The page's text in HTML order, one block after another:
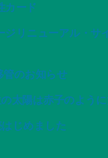
カード
ジリニューアル・サ
管のお知らせ
太陽は赤子のように
じめました